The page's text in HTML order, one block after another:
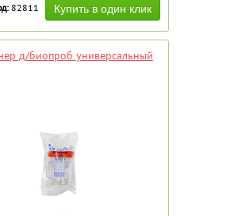
82811
д/биопроб универсальный